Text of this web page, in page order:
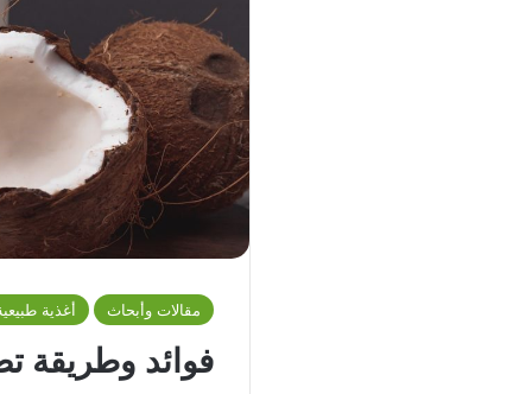
مقالات وأبحاث أغذية
فوائد وطريقة